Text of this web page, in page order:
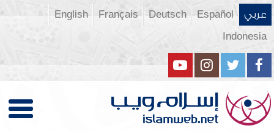
عربي Español
Deutsch
Français
English
Indonesia